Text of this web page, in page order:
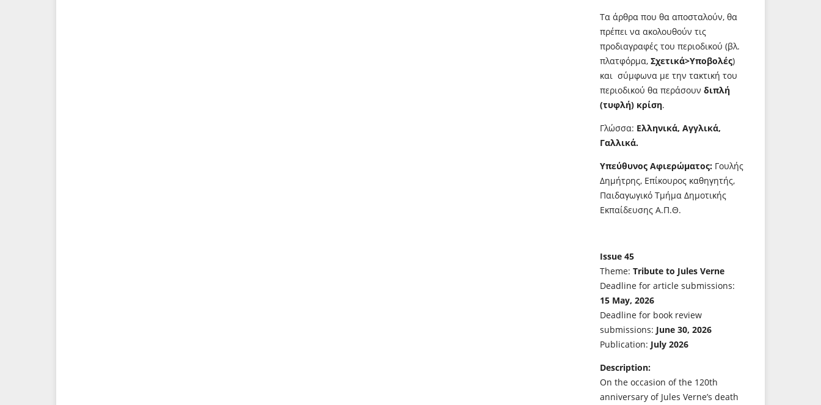
Τα άρθρα που θα αποσταλούν, θα
πρέπει να ακολουθούν τις
προδιαγραφές του περιοδικού (βλ.
πλατφόρμα, Σχετικά>Υποβολές)
και σύμφωνα με την τακτική του
περιοδικού θα περάσουν διπλή
(τυφλή) κρίση.
Γλώσσα: Ελληνικά, Αγγλικά,
Γαλλικά.
Υπεύθυνος Αφιερώματος: Γουλής
Δημήτρης, Επίκουρος καθηγητής,
Παιδαγωγικό Τμήμα Δημοτικής
Εκπαίδευσης Α.Π.Θ.
Issue 45
Theme: Tribute to Jules Verne
Deadline for article submissions:
15 May, 2026
Deadline for book review
submissions: June 30, 2026
Publication: July 2026
Description:
On the occasion of the 120th
anniversary of Jules Verne’s death